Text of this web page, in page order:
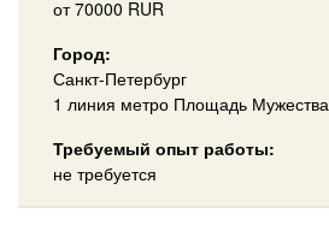
от70000 RUR
Город:
Санкт-Петербург
1 линия метро Площадь Мужества
Требуемый опыт работы:
не требуется